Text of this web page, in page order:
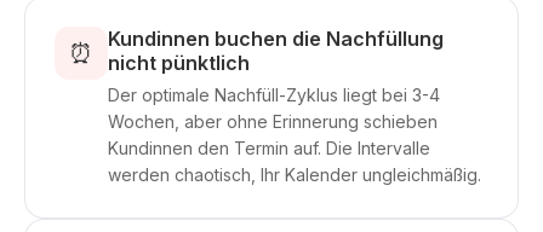
⏰
Kundinnen buchen die Nachfüllung
nicht pünktlich
Der optimale Nachfüll-Zyklus liegt bei 3-4
Wochen, aber ohne Erinnerung schieben
Kundinnen den Termin auf. Die Intervalle
werden chaotisch, Ihr Kalender ungleichmäßig.